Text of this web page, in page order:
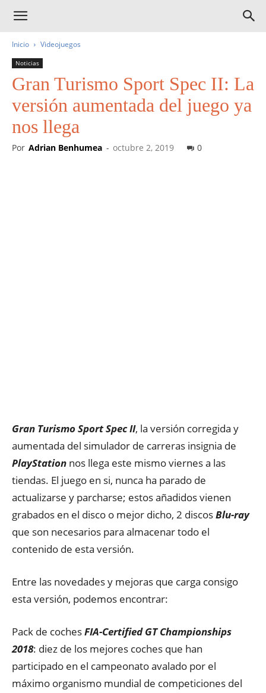
Inicio Videojuegos
Noticias
Gran Turismo Sport Spec II: La
versión aumentada del juego ya
nos llega
Por Adrian Benhumea - octubre 2, 2019 0
Gran Turismo Sport Spec II, la versión corregida y
aumentada del simulador de carreras insignia de
PlayStation nos llega este mismo viernes a las
tiendas. El juego en si, nunca ha parado de
actualizarse y parcharse; estos añadidos vienen
grabados en el disco o mejor dicho, 2 discosBlu-ray
que son necesarios para almacenar todo el
contenido de esta versión.
Entre las novedades y mejoras que carga consigo
esta versión, podemos encontrar:
Pack de cochesFIA-Certified GT Championships
2018: diez de los mejores coches que han
participado en el campeonato avalado por el
máximo organismo mundial de competiciones del